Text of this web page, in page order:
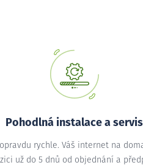
Pohodlná instalace a servis
rychle. Váš internet na
už do 5 dnů od objednání a